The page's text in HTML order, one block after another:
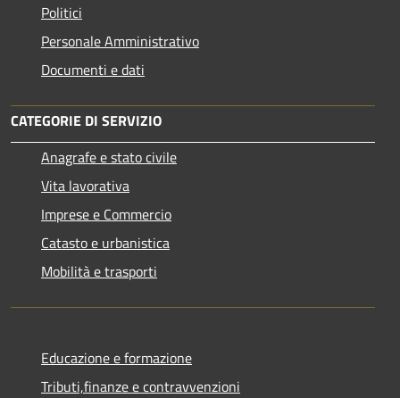
Politici
Personale Amministrativo
Documenti e dati
CATEGORIE DI SERVIZIO
Anagrafe e stato civile
Vita lavorativa
Imprese e Commercio
Catasto e urbanistica
Mobilità e trasporti
Educazione e formazione
Tributi,finanze e contravvenzioni